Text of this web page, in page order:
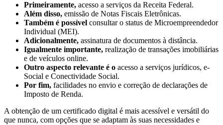
Primeiramente, acesso a serviços da Receita Federal.
Além disso, emissão de Notas Fiscais Eletrônicas.
Também é possível consultar o status de Microempreendedor
Individual (MEI).
Adicionalmente, assinatura de documentos à distância.
Igualmente importante, realização de transações imobiliárias
e de veículos online.
Outro aspecto relevante é o acesso a serviços jurídicos, e-
Social e Conectividade Social.
Por fim, facilidades no envio e correção de declarações de
Imposto de Renda.
A obtenção de um certificado digital é mais acessível e versátil do
que nunca, com opções que se adaptam às suas necessidades e